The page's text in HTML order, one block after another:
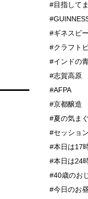
#目指して
#ギネスビ
#クラフト
#インドの
#志賀高原
#AFPA
#京都醸造
#夏の気ま
#セッショ
#本日は17
#本日は24
#40歳のお
#今日のお